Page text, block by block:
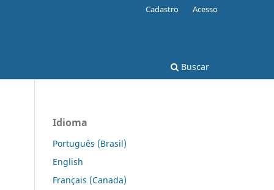
Buscar
Cadastro Acesso
Idioma
Português (Brasil)
English
Français (Canada)